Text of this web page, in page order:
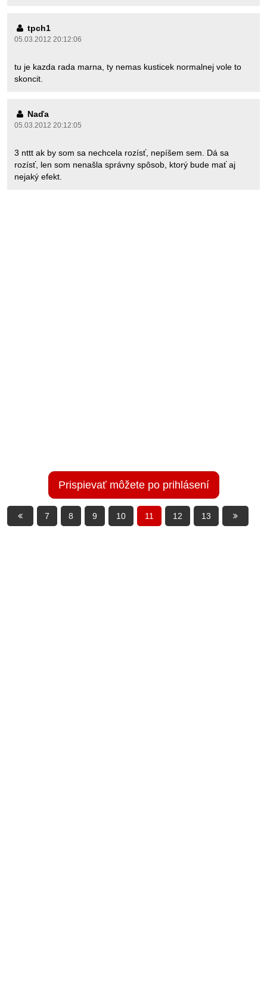
tpch1
05.03.2012 20:12:06
tu je kazda rada marna, ty nemas kusticek normalnej vole to
skoncit.
Naďa
05.03.2012 20:12:05
3 nttt ak by som sa nechcela rozísť, nepíšem sem. Dá sa
rozísť, len som nenašla správny spôsob, ktorý bude mať aj
nejaký efekt.
Prispievať môžete po prihlásení
7 8 9 10 11 12 13